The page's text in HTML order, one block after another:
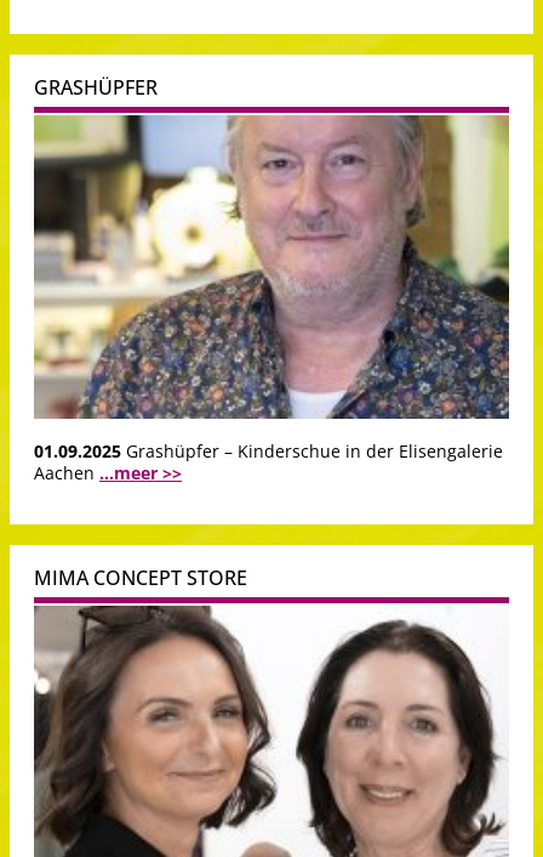
GRASHÜPFER
01.09.2025 Grashüpfer – Kinderschue in der Elisengalerie
Aachen ...meer >>
MIMA CONCEPT STORE